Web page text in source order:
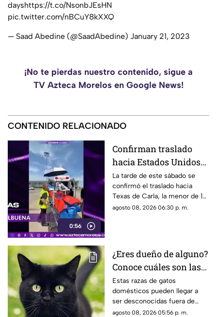
dayshttps://t.co/NsonbJEsHN
pic.twitter.com/nBCuY8kXXQ
— Saad Abedine (@SaadAbedine) January 21, 2023
¡No te pierdas nuestro contenido, sigue a
TV Azteca Morelos en Google News!
CONTENIDO RELACIONADO
0:56
Confirman traslado
hacia Estados Unidos
de menor que sufrió
quemadura en la
explosión de gas LP en
Cuernavaca
La tarde de este sábado se
confirmó el traslado hacia
Texas de Carla, la menor de 15
años que resultó gravemente
agosto 08, 2026 06:30 p. m.
¿Eres dueño de alguno?
Conoce cuáles son las
cinco razas más raras
de gatos domésticos en
todo el mundo
Estas razas de gatos
domésticos pueden llegar a
ser desconocidas fuera de
círculos especializados, y
agosto 08, 2026 05:56 p. m.